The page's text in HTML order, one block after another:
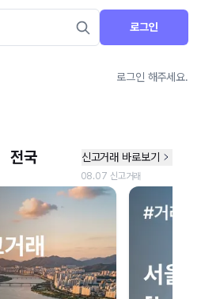
로그인
로그인 해주세요.